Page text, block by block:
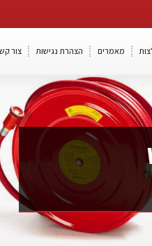
מאמרים הצהרת נגישות צור